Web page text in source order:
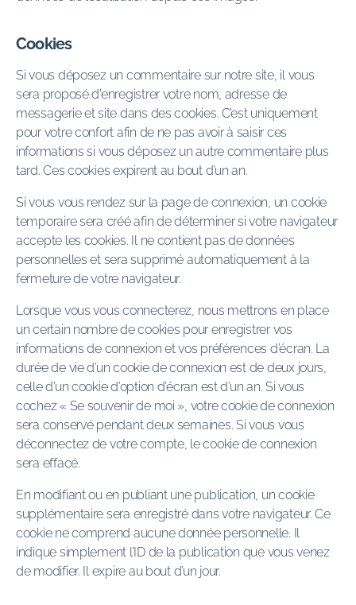
Cookies
Si vous déposez un commentaire sur notre site, il vous
sera proposé d’enregistrer votre nom, adresse de
messagerie et site dans des cookies. C’est uniquement
pour votre confort afin de ne pas avoir à saisir ces
informations si vous déposez un autre commentaire plus
tard. Ces cookies expirent au bout d’un an.
Si vous vous rendez sur la page de connexion, un cookie
temporaire sera créé afin de déterminer si votre navigateur
accepte les cookies. Il ne contient pas de données
personnelles et sera supprimé automatiquement à la
fermeture de votre navigateur.
Lorsque vous vous connecterez, nous mettrons en place
un certain nombre de cookies pour enregistrer vos
informations de connexion et vos préférences d’écran. La
durée de vie d’un cookie de connexion est de deux jours,
celle d’un cookie d’option d’écran est d’un an. Si vous
cochez « Se souvenir de moi », votre cookie de connexion
sera conservé pendant deux semaines. Si vous vous
déconnectez de votre compte, le cookie de connexion
sera effacé.
En modifiant ou en publiant une publication, un cookie
supplémentaire sera enregistré dans votre navigateur. Ce
cookie ne comprend aucune donnée personnelle. Il
indique simplement l’ID de la publication que vous venez
de modifier. Il expire au bout d’un jour.